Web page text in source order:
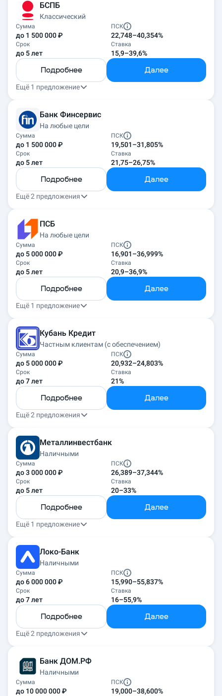
БСПБ
Классический
Сумма
до 1 500 000 ₽
Срок
до 5 лет
ПСК
22,748–40,354%
Ставка
15,9–39,6%
Подробнее Далее
Ещё 1 предложение
Банк Финсервис
На любые цели
Сумма
до 1 500 000 ₽
Срок
до 5 лет
ПСК
19,501–31,805%
Ставка
21,75–26,75%
Подробнее Далее
Ещё 2 предложения
ПСБ
На любые цели
Сумма
до 5 000 000 ₽
Срок
до 5 лет
ПСК
16,901–36,999%
Ставка
20,9–36,9%
Подробнее Далее
Ещё 1 предложение
Кубань Кредит
Частным клиентам (с обеспечением)
Сумма
до 5 000 000 ₽
Срок
до 7 лет
ПСК
20,932–24,803%
Ставка
21%
Подробнее Далее
Ещё 2 предложения
Металлинвестбанк
Наличными
Сумма
до 3 000 000 ₽
Срок
до 5 лет
ПСК
26,389–37,344%
Ставка
20–33%
Подробнее Далее
Ещё 1 предложение
Локо-Банк
Наличными
Сумма
до 6 000 000 ₽
Срок
до 7 лет
ПСК
15,990–55,837%
Ставка
16–55,9%
Подробнее Далее
Ещё 2 предложения
Банк ДОМ.РФ
Наличными
Сумма
до 10 000 000 ₽
ПСК
19,000–38,600%